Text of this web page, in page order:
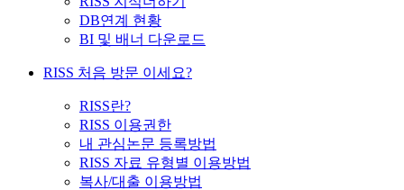
DB연계 현황
BI 및 배너 다운로드
RISS 처음 방문 이세요?
RISS란?
RISS 이용권한
내 관심논문 등록방법
RISS 자료 유형별 이용방법
복사/대출 이용방법